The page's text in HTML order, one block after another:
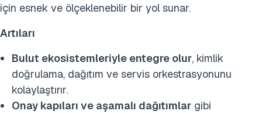
için esnek ve ölçeklenebilir bir yol sunar.
Artıları
Bulut ekosistemleriyle entegre olur, kimlik
doğrulama, dağıtım ve servis orkestrasyonunu
kolaylaştırır.
Onay kapıları ve aşamalı dağıtımlar gibi